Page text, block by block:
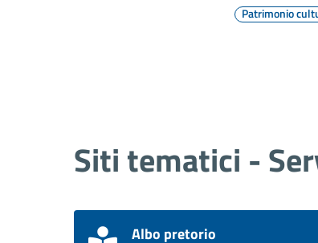
Patrimonio
Siti tematici -
Albo pretorio